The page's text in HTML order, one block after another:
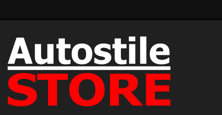
Cookie necessari